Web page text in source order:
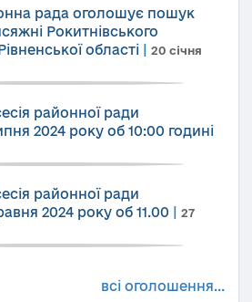
рада оголошує пошук
Рокитнівського
області
20 січня
районної ради
2024 року об 10:00 годині
районної ради
2024 року об 11.00
27
всі оголошення...